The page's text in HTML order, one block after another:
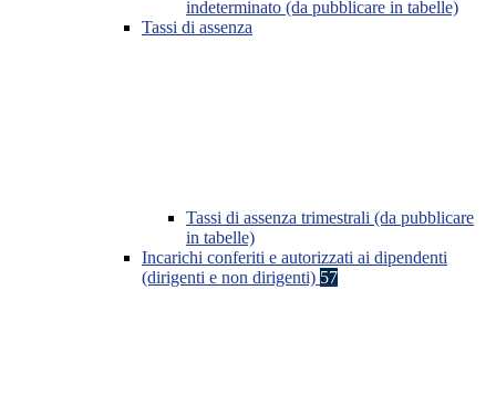
indeterminato (da pubblicare in tabelle)
Tassi di assenza
Tassi di assenza trimestrali (da pubblicare
in tabelle)
Incarichi conferiti e autorizzati ai dipendenti
(dirigenti e non dirigenti) 57